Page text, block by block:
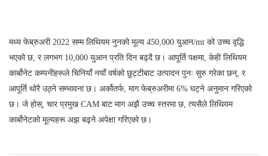
मध्य फेब्रुअरी 2022 सम्म लिथियम नुनको मूल्य 450,000 युआन/mt को उच्च वृद्धि
भएको छ, र लगभग 10,000 युआन प्रति दिन बढ्दै छ। आपूर्ति पक्षमा, केही लिथियम
कार्बोनेट कम्पनीहरूले चिनियाँ नयाँ वर्षको छुट्टीबाट उत्पादन पुनः सुरु गरेका छन्, र
आपूर्ति थोरै उठ्ने सम्भावना छ। अर्कोतर्फ, माग फेब्रुअरीमा 6% घट्ने अनुमान गरिएको
छ। जे होस्, चार प्रमुख CAM बाट माग अझै उच्च स्तरमा छ, त्यसैले लिथियम
कार्बोनेटको मूल्यहरू अझ बढ्ने अपेक्षा गरिएको छ।